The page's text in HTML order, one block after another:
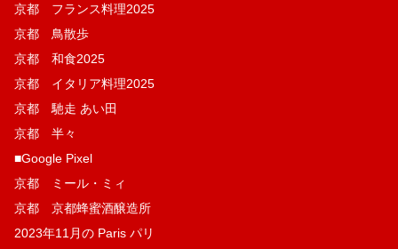
京都 フランス料理2025
京都 鳥散歩
京都 和食2025
京都 イタリア料理2025
京都 馳走 あい田
京都 半々
■Google Pixel
京都 ミール・ミィ
京都 京都蜂蜜酒醸造所
2023年11月の Paris パリ